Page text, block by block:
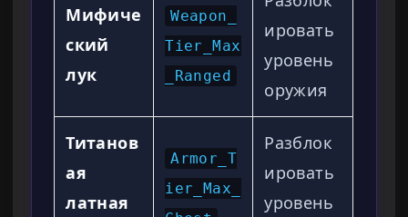
Мифиче
ский
лук
Weapon_
Tier_Max
_Ranged
ировать
уровень
оружия
Титанов
ая
латная
Armor_T
ier_Max_
Разблок
ировать
уровень